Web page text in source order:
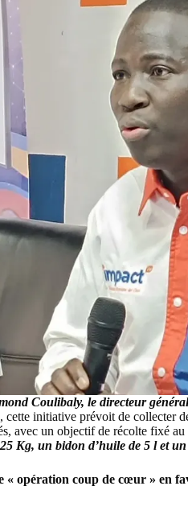
Coulibaly, le directeur
cette initiative prévoit de collecter
avec un objectif de récolte fixé
Kg, un bidon d’huile de 5 l et
opération coup de cœur » en